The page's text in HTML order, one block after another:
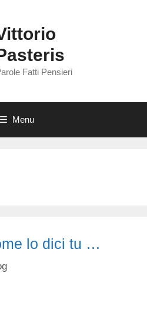
Fatti Pensieri
Menu
lo dici tu …